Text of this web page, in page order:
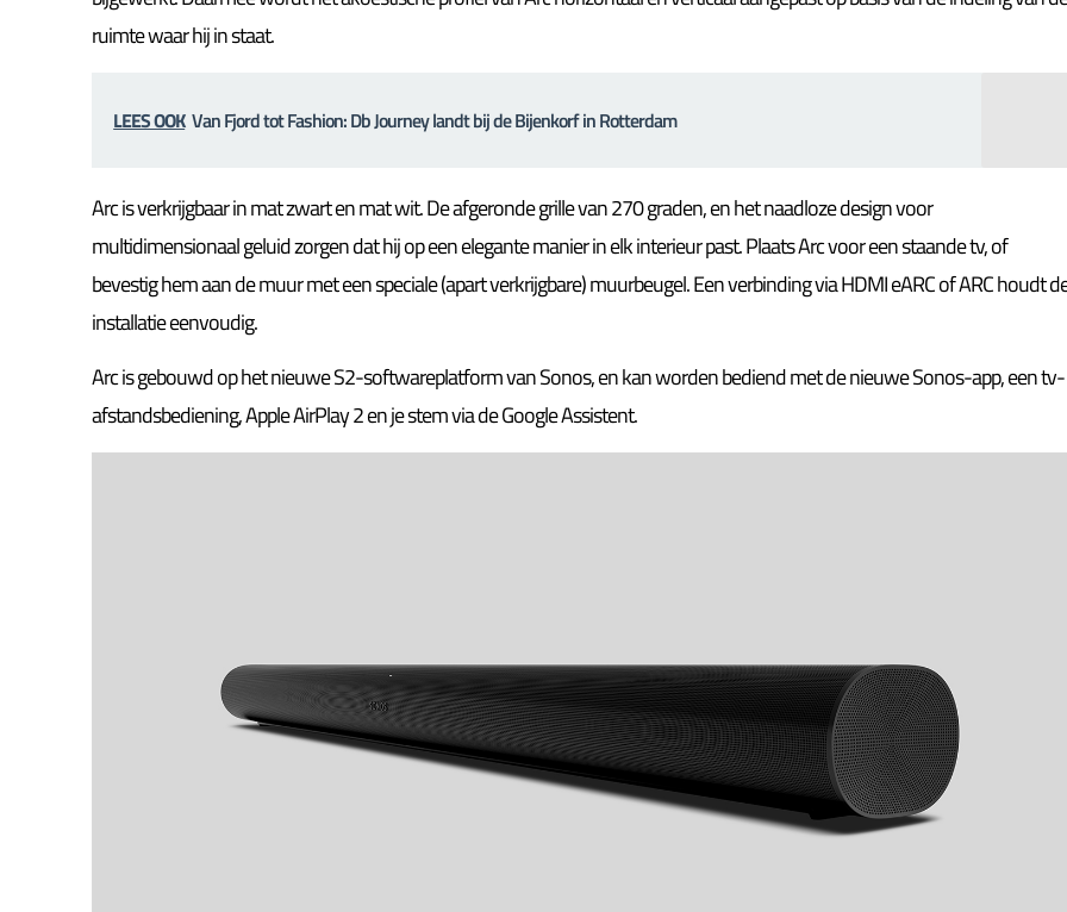
ruimte waar hij in staat.
LEES OOK Van Fjord tot Fashion: Db Journey landt bij de Bijenkorf in Rotterdam
Arc is verkrijgbaar in mat zwart en mat wit. De afgeronde grille van 270 graden, en het naadloze design voor
multidimensionaal geluid zorgen dat hij op een elegante manier in elk interieur past. Plaats Arc voor een staande tv, of
bevestig hem aan de muur met een speciale (apart verkrijgbare) muurbeugel. Een verbinding via HDMI eARC of ARC houdt
installatie eenvoudig.
Arc is gebouwd op het nieuwe S2-softwareplatform van Sonos, en kan worden bediend met de nieuwe Sonos-app, een tv-
afstandsbediening, Apple AirPlay 2 en je stem via de Google Assistent.